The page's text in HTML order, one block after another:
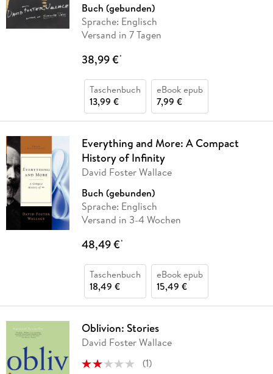
Buch (gebunden)
Sprache: Englisch
Versand in 7 Tagen
38,99 €*
Taschenbuch
13,99 €
eBook epub
7,99 €
Everything and More: A Compact
History of Infinity
David Foster Wallace
Buch (gebunden)
Sprache: Englisch
Versand in 3-4 Wochen
48,49 €*
Taschenbuch
18,49 €
eBook epub
15,49 €
Oblivion: Stories
David Foster Wallace
(1)